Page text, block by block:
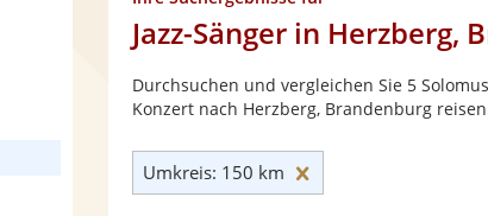
Jazz-Sänger in Herzberg,
Durchsuchen und vergleichen Sie 5
Konzert nach Herzberg, Brandenburg
Umkreis: 150 km